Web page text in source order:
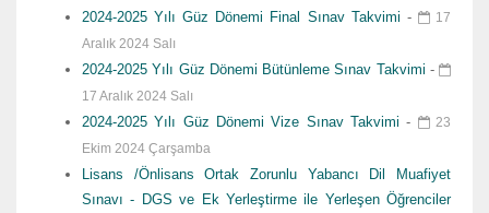
2024-2025 Yılı Güz Dönemi Final Sınav Takvimi -
17
Aralık 2024 Salı
2024-2025 Yılı Güz Dönemi Bütünleme Sınav Takvimi -
17 Aralık 2024 Salı
2024-2025 Yılı Güz Dönemi Vize Sınav Takvimi-
23
Ekim 2024 Çarşamba
Lisans /Önlisans Ortak Zorunlu Yabancı Dil Muafiyet
Sınavı - DGS ve Ek Yerleştirme ile Yerleşen Öğrenciler